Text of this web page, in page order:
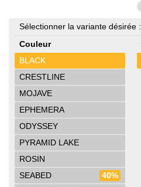
Sélectionner la variante désirée :
Couleur
BLACK
CRESTLINE
MOJAVE
EPHEMERA
ODYSSEY
PYRAMID LAKE
ROSIN
SEABED
40%